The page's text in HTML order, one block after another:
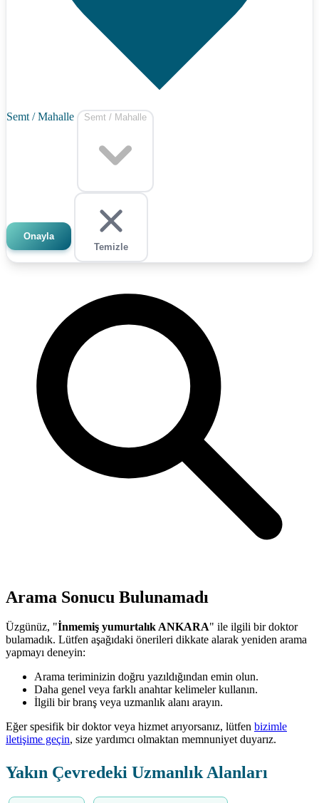
Semt / Mahalle Semt / Mahalle
Onayla
Temizle
Arama Sonucu Bulunamadı
Üzgünüz, "İnmemiş yumurtalık ANKARA" ile ilgili bir doktor
bulamadık. Lütfen aşağıdaki önerileri dikkate alarak yeniden arama
yapmayı deneyin:
Arama teriminizin doğru yazıldığından emin olun.
Daha genel veya farklı anahtar kelimeler kullanın.
İlgili bir branş veya uzmanlık alanı arayın.
Eğer spesifik bir doktor veya hizmet arıyorsanız, lütfen bizimle
iletişime geçin, size yardımcı olmaktan memnuniyet duyarız.
Yakın Çevredeki Uzmanlık Alanları